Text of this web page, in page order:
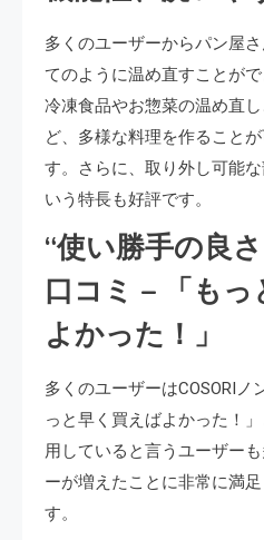
多くのユーザーからパン屋
てのように温め直すことがで
冷凍食品やお惣菜の温め直
ど、多様な料理を作ること
す。さらに、取り外し可能
いう特長も好評です。
“使い勝手の良
口コミ – 「も
よかった！」
多くのユーザーはCOSORIノ
っと早く買えばよかった！
用していると言うユーザー
ーが増えたことに非常に満
す。